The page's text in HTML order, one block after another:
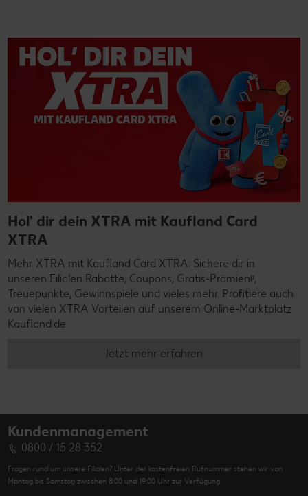
Hol' dir dein XTRA mit Kaufland Card
XTRA
Mehr XTRA mit Kaufland Card XTRA: Sichere dir in
unseren Filialen Rabatte, Coupons, Gratis-Prämienᵖ,
Treuepunkte, Gewinnspiele und vieles mehr. Profitiere auch
von vielen XTRA Vorteilen auf unserem Online-Marktplatz
Kaufland.de
Jetzt mehr erfahren
Kundenmanagement
0800 / 15 28 352
Fragen rund um unsere Filialen? Unter der kostenfreien Rufnummer stehen wir von
Montag bis Samstag zwischen 8:00 und 19:00 Uhr zur Verfügung.